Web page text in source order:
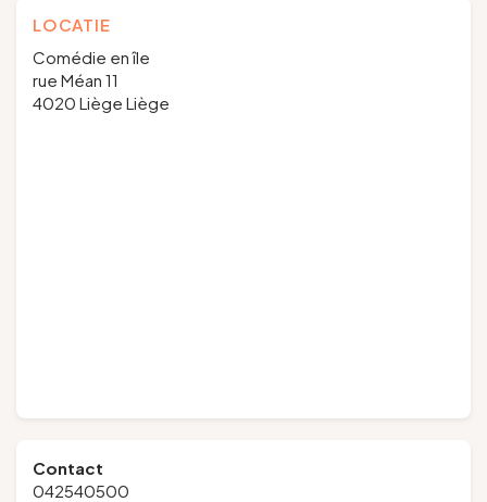
LOCATIE
Comédie en île
rue Méan 11
4020 Liège Liège
Contact
042540500